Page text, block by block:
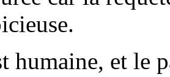
humaine, et le